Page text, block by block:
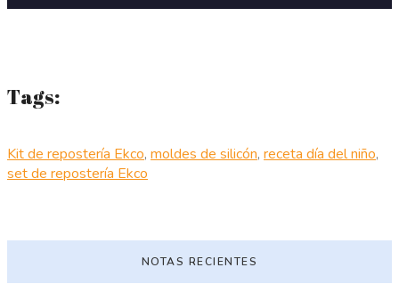
Tags:
Kit de repostería Ekco, moldes de silicón, receta día del niño,
set de repostería Ekco
NOTAS RECIENTES